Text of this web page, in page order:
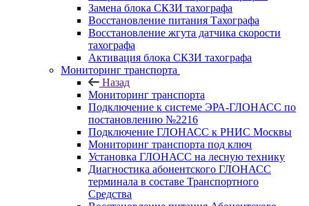
Замена блока СКЗИ тахографа
Восстановление питания Тахографа
Восстановление жгута датчика скорости
тахографа
Активация блока СКЗИ тахографа
Мониторинг транспорта
Назад
Мониторинг транспорта
Подключение к системе ЭРА-ГЛОНАСС по
постановлению №2216
Подключение ГЛОНАСС к РНИС Москвы
Мониторинг транспорта под ключ
Установка ГЛОНАСС на лесную технику
Диагностика абонентского ГЛОНАСС
терминала в составе Транспортного
Средства